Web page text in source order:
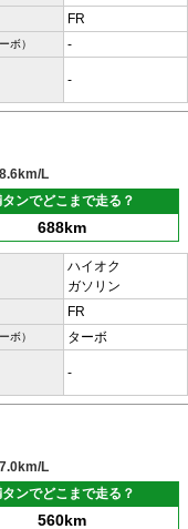
FR
ボ） -
-
8.6km/L
ンでどこまで走る？
688km
ハイオク
ガソリン
FR
ボ） ターボ
-
7.0km/L
ンでどこまで走る？
560km